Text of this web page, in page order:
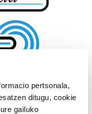
pertsonala,
ditugu, cookie
gailuko